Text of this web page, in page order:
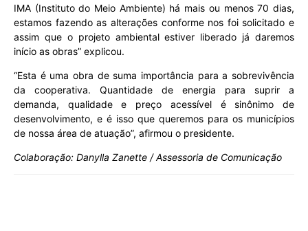
IMA (Instituto do Meio Ambiente) há mais ou menos 70 dias,
estamos fazendo as alterações conforme nos foi solicitado e
assim que o projeto ambiental estiver liberado já daremos
início as obras” explicou.
“Esta é uma obra de suma importância para a sobrevivência
da cooperativa. Quantidade de energia para suprir a
demanda, qualidade e preço acessível é sinônimo de
desenvolvimento, e é isso que queremos para os municípios
de nossa área de atuação”, afirmou o presidente.
Colaboração: Danylla Zanette / Assessoria de Comunicação